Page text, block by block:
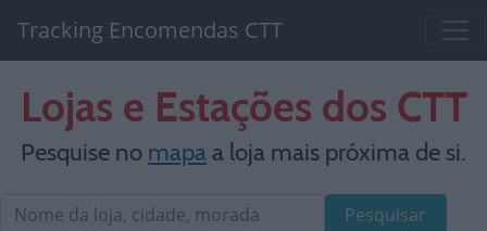
Tracking Encomendas CTT
Lojas e Estações dos CTT
Pesquise no mapaa loja mais próxima de si.
Pesquisar